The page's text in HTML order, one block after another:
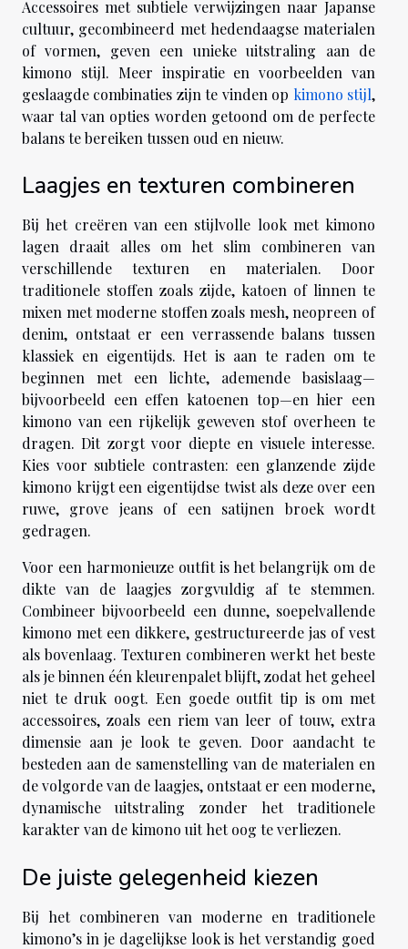
Accessoires met subtiele verwijzingen naar Japanse
cultuur, gecombineerd met hedendaagse materialen
of vormen, geven een unieke uitstraling aan de
kimono stijl. Meer inspiratie en voorbeelden van
geslaagde combinaties zijn te vinden op kimono stijl,
waar tal van opties worden getoond om de perfecte
balans te bereiken tussen oud en nieuw.
Laagjes en texturen combineren
Bij het creëren van een stijlvolle look met kimono
lagen draait alles om het slim combineren van
verschillende texturen en materialen. Door
traditionele stoffen zoals zijde, katoen of linnen te
mixen met moderne stoffen zoals mesh, neopreen of
denim, ontstaat er een verrassende balans tussen
klassiek en eigentijds. Het is aan te raden om te
beginnen met een lichte, ademende basislaag—
bijvoorbeeld een effen katoenen top—en hier een
kimono van een rijkelijk geweven stof overheen te
dragen. Dit zorgt voor diepte en visuele interesse.
Kies voor subtiele contrasten: een glanzende zijde
kimono krijgt een eigentijdse twist als deze over een
ruwe, grove jeans of een satijnen broek wordt
gedragen.
Voor een harmonieuze outfit is het belangrijk om de
dikte van de laagjes zorgvuldig af te stemmen.
Combineer bijvoorbeeld een dunne, soepelvallende
kimono met een dikkere, gestructureerde jas of vest
als bovenlaag. Texturen combineren werkt het beste
als je binnen één kleurenpalet blijft, zodat het geheel
niet te druk oogt. Een goede outfit tip is om met
accessoires, zoals een riem van leer of touw, extra
dimensie aan je look te geven. Door aandacht te
besteden aan de samenstelling van de materialen en
de volgorde van de laagjes, ontstaat er een moderne,
dynamische uitstraling zonder het traditionele
karakter van de kimono uit het oog te verliezen.
De juiste gelegenheid kiezen
Bij het combineren van moderne en traditionele
kimono’s in je dagelijkse look is het verstandig goed